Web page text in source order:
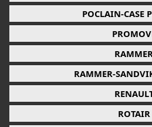
POCLAIN-CASE
RAMMER-
ROTAIR